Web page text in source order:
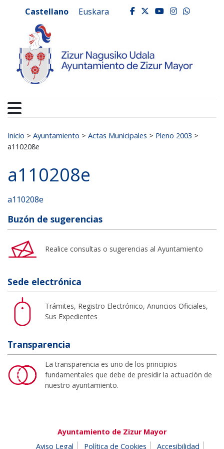
Ayuntamiento de
Castellano Euskara facebook
twitter
youtube
Buscar:
Inicio > Ayuntamiento > Actas Municipales > Pleno 2003 >
a110208e
a110208e
a110208e
Buzón de sugerencias
Realice consultas o sugerencias al Ayuntamiento
Sede electrónica
Trámites, Registro Electrónico, Anuncios Oficiales,
Sus Expedientes
Transparencia
La transparencia es uno de los principios
fundamentales que debe de presidir la actuación de
nuestro ayuntamiento.
Ayuntamiento de Zizur Mayor
Aviso Legal
Política de Cookies Accesibilidad